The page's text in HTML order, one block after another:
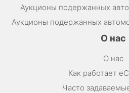
Аукционы подержанных
Аукционы подержанных
О нас
О нас
Как работает
Часто